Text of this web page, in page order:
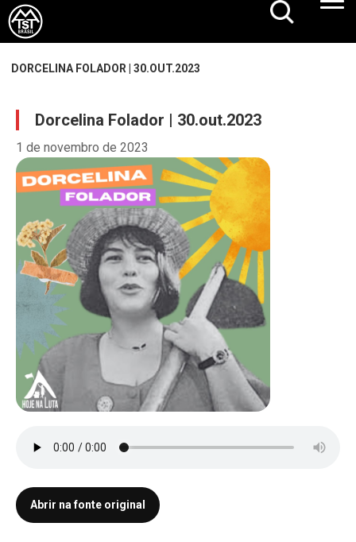
DORCELINA FOLADOR | 30.OUT.2023
Dorcelina Folador | 30.out.2023
1 de novembro de 2023
Abrir na fonte original